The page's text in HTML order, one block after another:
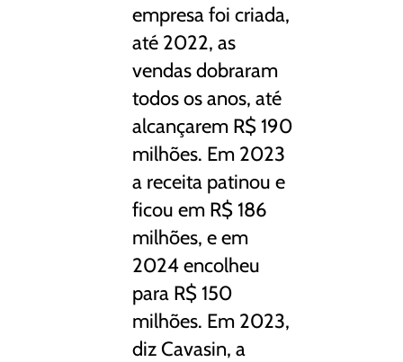
empresa foi criada,
até 2022, as
vendas dobraram
todos os anos, até
alcançarem R$ 190
milhões. Em 2023
a receita patinou e
ficou em R$ 186
milhões, e em
2024 encolheu
para R$ 150
milhões. Em 2023,
diz Cavasin, a